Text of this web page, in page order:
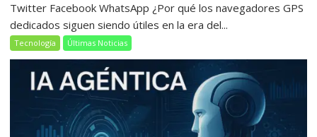
Twitter Facebook WhatsApp ¿Por qué los navegadores GPS
dedicados siguen siendo útiles en la era del...
Tecnología Últimas Noticias